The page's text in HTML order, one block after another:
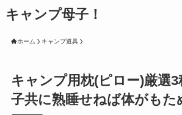
キャンプ母子！
ホーム キャンプ道具
キャンプ用枕(ピロー)厳選
子共に熟睡せねば体がもた